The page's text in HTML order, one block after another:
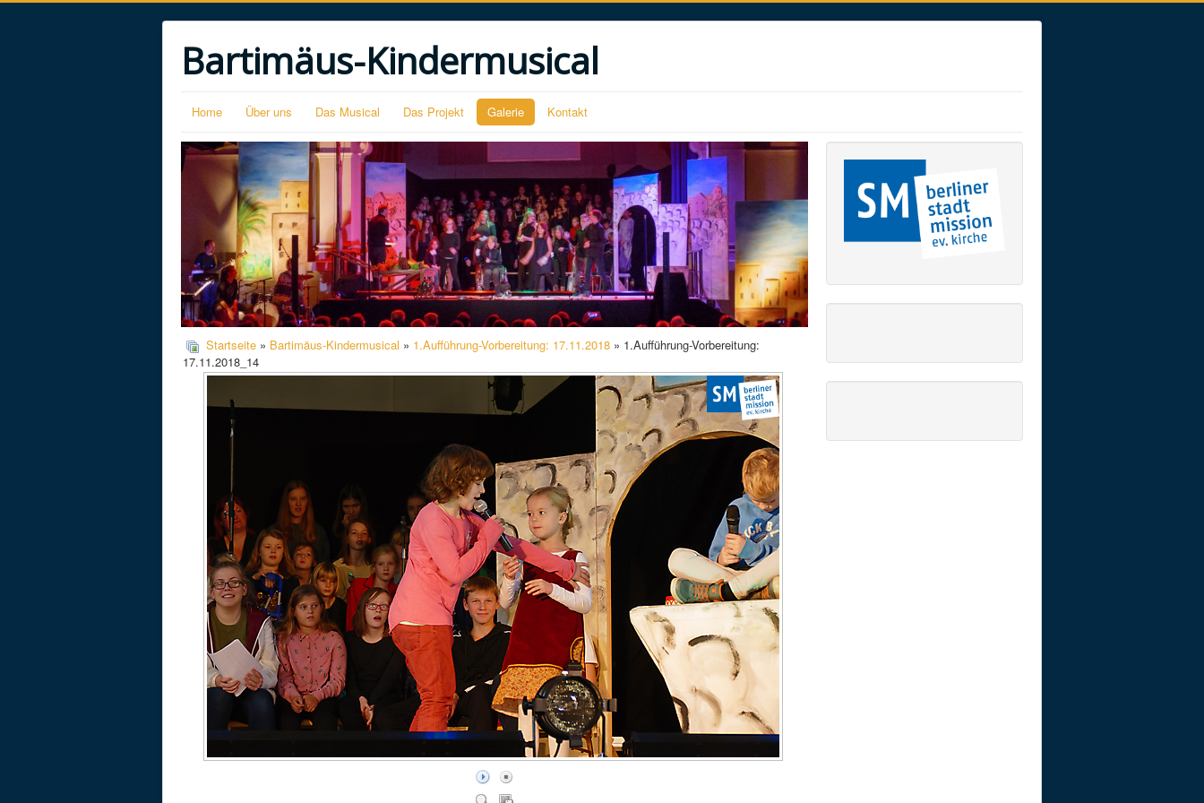
Bartimäus-Kindermusical
Home Über uns Das Musical Das Projekt Galerie Kontakt
Startseite » Bartimäus-Kindermusical » 1.Aufführung-Vorbereitung: 17.11.2018 » 1.Aufführung-Vorbereitung:
17.11.2018_14